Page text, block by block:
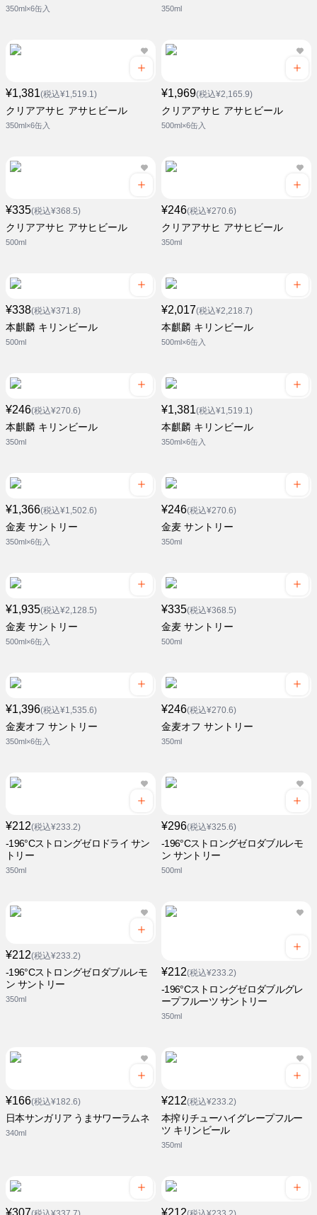
350ml×6缶入 350ml
¥1,381(税込¥1,519.1)
クリアアサヒ アサヒビール
350ml×6缶入
¥1,969(税込¥2,165.9)
クリアアサヒ アサヒビール
500ml×6缶入
¥335(税込¥368.5)
クリアアサヒ アサヒビール
500ml
¥246(税込¥270.6)
クリアアサヒ アサヒビール
350ml
¥338(税込¥371.8)
本麒麟 キリンビール
500ml
¥2,017(税込¥2,218.7)
本麒麟 キリンビール
500ml×6缶入
¥246(税込¥270.6)
本麒麟 キリンビール
350ml
¥1,381(税込¥1,519.1)
本麒麟 キリンビール
350ml×6缶入
¥1,366(税込¥1,502.6)
金麦 サントリー
350ml×6缶入
¥246(税込¥270.6)
金麦 サントリー
350ml
¥1,935(税込¥2,128.5)
金麦 サントリー
500ml×6缶入
¥335(税込¥368.5)
金麦 サントリー
500ml
¥1,396(税込¥1,535.6)
金麦オフ サントリー
350ml×6缶入
¥246(税込¥270.6)
金麦オフ サントリー
350ml
¥212(税込¥233.2)
-196°Cストロングゼロドライ サン
トリー
350ml
¥296(税込¥325.6)
-196°Cストロングゼロダブルレモ
ン サントリー
500ml
¥212(税込¥233.2)
-196°Cストロングゼロダブルレモ
ン サントリー
350ml
¥212(税込¥233.2)
-196°Cストロングゼロダブルグレ
ープフルーツ サントリー
350ml
¥166(税込¥182.6)
日本サンガリア うまサワーラムネ
340ml
¥212(税込¥233.2)
本搾りチューハイグレープフルー
ツ キリンビール
350ml
¥307 ¥212